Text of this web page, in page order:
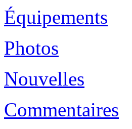
Équipements
Photos
Nouvelles
Commentaires